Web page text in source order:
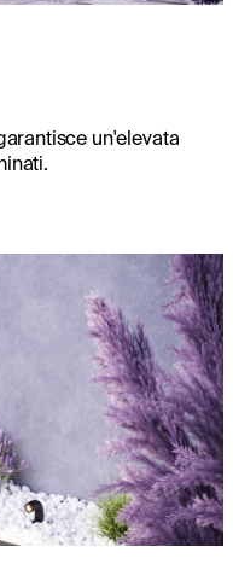
un'elevata